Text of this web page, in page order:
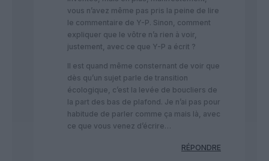
vous n’avez même pas pris la peine de lire
le commentaire de Y-P. Sinon, comment
expliquer que le vôtre n’a rien à voir,
justement, avec ce que Y-P a écrit ?
Il est quand même consternant de voir que
dès qu’un sujet parle de transition
écologique, c’est la levée de boucliers de
la part des bas de plafond. Je n’ai pas pour
habitude de parler comme ça mais là, avec
ce que vous venez d’écrire…
RÉPONDRE